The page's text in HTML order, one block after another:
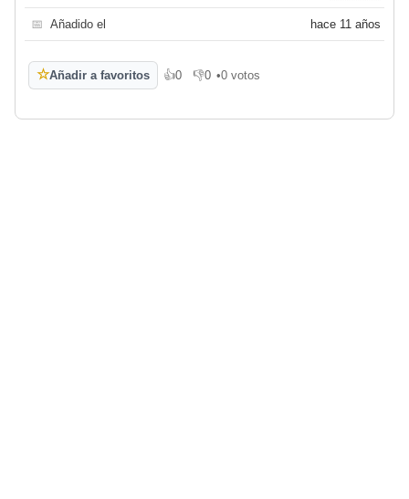
📅 Añadido el hace 11 años
☆Añadir a favoritos 👍0
Me gusta
👎0
No me gusta
•0 votos